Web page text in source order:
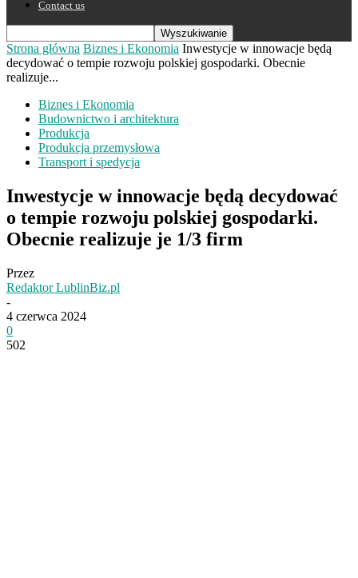
Contact us
Strona główna Biznes i Ekonomia Inwestycje w innowacje będą
decydować o tempie rozwoju polskiej gospodarki. Obecnie
realizuje...
Biznes i Ekonomia
Budownictwo i architektura
Produkcja
Produkcja przemysłowa
Transport i spedycja
Inwestycje w innowacje będą decydować
o tempie rozwoju polskiej gospodarki.
Obecnie realizuje je 1/3 firm
Przez
Redaktor LublinBiz.pl
-
4 czerwca 2024
0
502